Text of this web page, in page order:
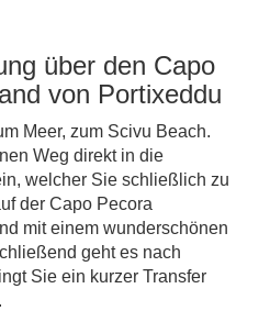
über den Capo
von Portixeddu
Meer, zum Scivu Beach.
Weg direkt in die
welcher Sie schließlich zu
der Capo Pecora
mit einem wunderschönen
geht es nach
Sie ein kurzer Transfer